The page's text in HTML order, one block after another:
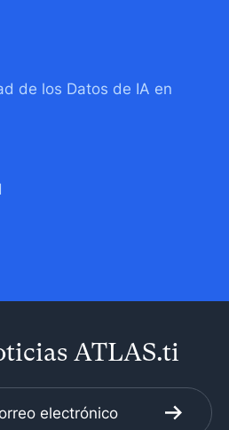
ATLAS.ti
de los Datos de IA en